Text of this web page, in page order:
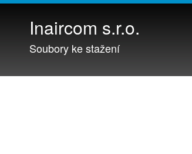
Inaircom s.r.o.
Soubory ke stažení